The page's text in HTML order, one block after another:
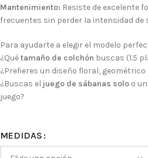
Mantenimiento: Resiste de excelente
frecuentes sin perder la intensidad de
Para ayudarte a elegir el modelo
¿Quétamaño de colchón buscas (1.5
¿Prefieres un diseño floral, geométrico
¿Buscas el juego de sábanas solo o
juego?
MEDIDAS